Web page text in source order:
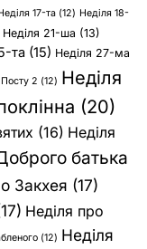
17-та (12) Неділя 18-
Неділя 21-ша (13)
та (15) Неділя 27-ма
2 (12) Неділя
(20)
(16) Неділя
батька
Закхея (17)
Неділя про
(12) Неділя